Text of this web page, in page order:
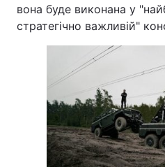
вона буде виконана у
стратегічно важливій"